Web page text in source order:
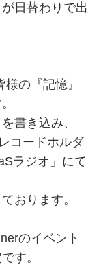
日替わりで出
の『記憶』
書き込み、
コードホルダ
ラジオ」にて
おります。
のイベント
す。